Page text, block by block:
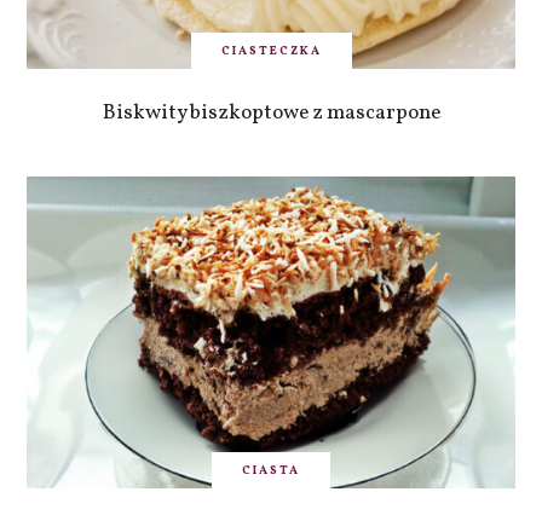
CIASTECZKA
Biskwity biszkoptowe z mascarpone
CIASTA